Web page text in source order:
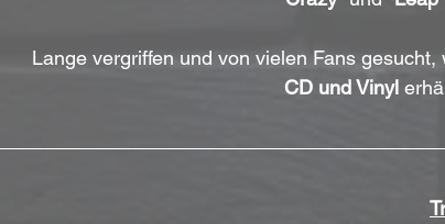
Lange vergriffen und von vielen Fans gesucht,
CD und Vinyl